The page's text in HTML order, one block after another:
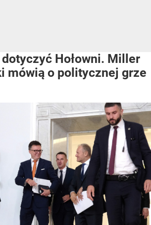
Hołowni. Miller
mówią o politycznej grze